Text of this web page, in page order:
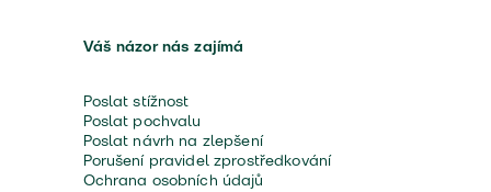
Váš názor nás zajímá
Poslat stížnost
Poslat pochvalu
Poslat návrh na zlepšení
Porušení pravidel zprostředkování
Ochrana osobních údajů